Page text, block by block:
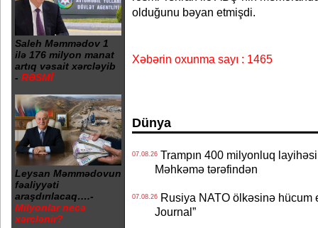
Saleh Məmmədov 1
ilə 176 milyon manat
artıq vəsait xərcləyib
- RƏSMİ
Leysan Məmmədovun
fəaliyyəti
araşdırılacaq….-
Milyonlar necə
xərclənir?
olduğunu bəyan etmişdi.
Xəbərin oxunma sayı : 1465
Dünya
07.08.26Trampın 400 milyonluq
Məhkəmə tərəfindən
07.08.26Rusiya NATO ölkəsinə hücum
Journal”